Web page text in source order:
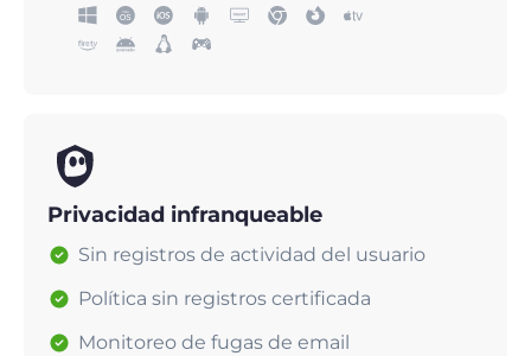
Privacidad infranqueable
Sin registros de actividad del usuario
Política sin registros certificada
Monitoreo de fugas de email